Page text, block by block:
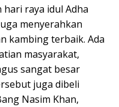
raya idul Adha
menyerahkan
kambing terbaik. Ada
masyarakat,
sangat besar
juga dibeli
Nasim Khan,